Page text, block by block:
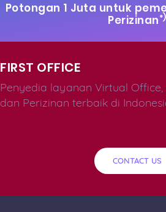
Potongan 1 Juta untuk
Perizinan*)
FIRST OFFICE
Penyedia layanan Virtual
dan Perizinan terbaik di
CONTACT US